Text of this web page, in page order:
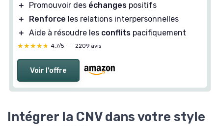
＋
Promouvoir des échanges positifs
＋
Renforce les relations interpersonnelles
＋ Aide à résoudre les conflits pacifiquement
★★★★★
★★★★★ 4,7/5 — 2209 avis
Voir l'offre
Intégrer la CNV dans votre style